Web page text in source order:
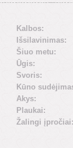
Kalbos:
Išsilavinimas:
Šiuo metu:
Ūgis:
Svoris:
Kūno
Akys:
Plaukai:
Žalingi įpročiai: